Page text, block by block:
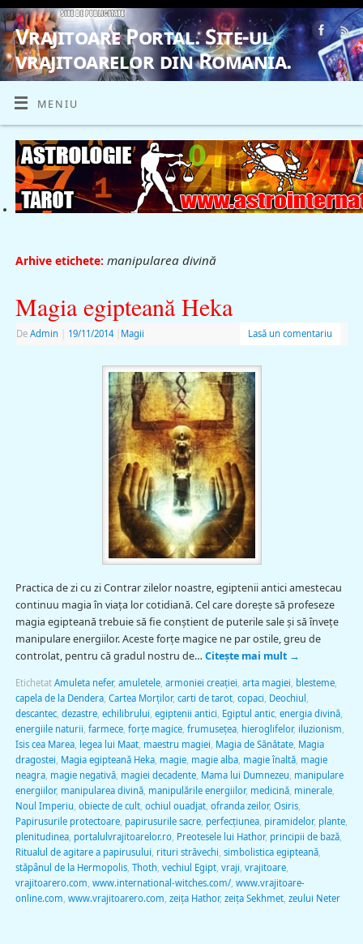
Vrajitoare Portal. Site-ul
vrajitoarelor din Romania.
VRAJITOARE, VRAJITOARELE, VRAJITOARE
MENIU
Arhive etichete: manipularea divină
Magia egipteană Heka
De Admin 19/11/2014 Magii Lasă un comentariu
Practica de zi cu zi Contrar zilelor noastre, egiptenii antici amestecau
continuu magia în viaţa lor cotidiană. Cel care doreşte să profeseze
magia egipteană trebuie să fie conştient de puterile sale şi să înveţe
manipulare energiilor. Aceste forţe magice ne par ostile, greu de
controlat, pentru că gradul nostru de… Citește mai mult →
Etichetat Amuleta nefer, amuletele, armoniei creaţiei arta magiei blesteme,
capela de la Dendera, Cartea Morţilor, carti de tarot, copaci Deochiul
descantec, dezastre, echilibrului egiptenii antici Egiptul antic, energia divină,
energiile naturii farmece, forţe magice, frumuseţea, hieroglifelor, iluzionism
Isis cea Marea, legea lui Maat, maestru magiei Magia de Sănătate, Magia
dragostei Magia egipteană Heka, magie, magie alba, magie înaltă, magie
neagra, magie negativă, magiei decadente, Mama lui Dumnezeu manipulare
energiilor, manipularea divină, manipulările energiilor, medicină, minerale,
Noul Imperiu obiecte de cult, ochiul ouadjat, ofranda zeilor, Osiris,
Papirusurile protectoare, papirusurile sacre, perfecţiunea, piramidelor, plante,
plenitudinea, portalulvrajitoarelor.ro, Preotesele lui Hathor, principii de bază,
Ritualul de agitare a papirusului rituri străvechi simbolistica egipteană,
stăpânul de la Hermopolis, Thoth vechiul Egipt, vraji vrajitoare,
vrajitoarero.com www.international-witches.com/, www.vrajitoare-
online.com www.vrajitoarero.com zeiţa Hathor, zeiţa Sekhmet, zeului Neter